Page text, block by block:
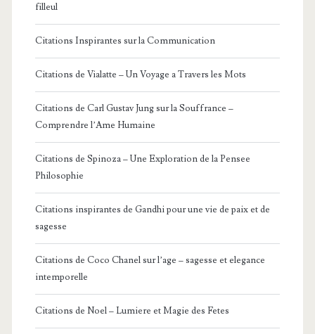
filleul
Citations Inspirantes sur la Communication
Citations de Vialatte – Un Voyage a Travers les Mots
Citations de Carl Gustav Jung sur la Souffrance –
Comprendre l’Ame Humaine
Citations de Spinoza – Une Exploration de la Pensee
Philosophie
Citations inspirantes de Gandhi pour une vie de paix et de
sagesse
Citations de Coco Chanel sur l’age – sagesse et elegance
intemporelle
Citations de Noel – Lumiere et Magie des Fetes